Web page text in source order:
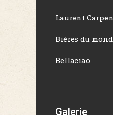
Laurent
Bières du
Bellaciao
Galerie